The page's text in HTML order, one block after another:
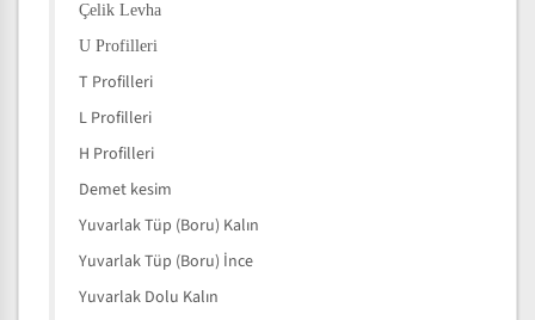
Çelik Levha
U Profilleri
T Profilleri
L Profilleri
H Profilleri
Demet kesim
Yuvarlak Tüp (Boru) Kalın
Yuvarlak Tüp (Boru) İnce
Yuvarlak Dolu Kalın